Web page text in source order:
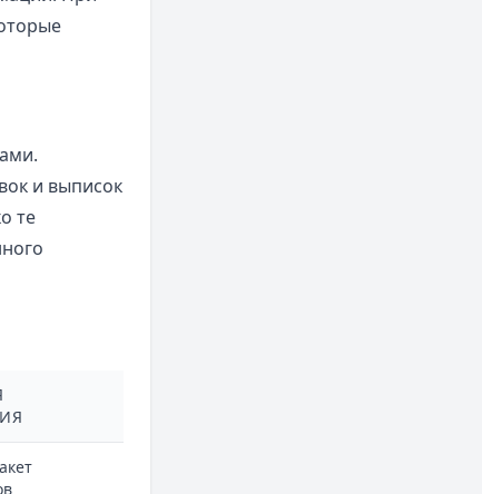
и выписок
те